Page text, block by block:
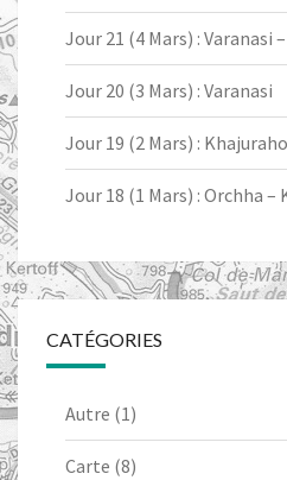
Jour 21 (4 Mars) : Varanasi
Jour 20 (3 Mars) : Varanasi
Jour 19 (2 Mars) :
Jour 18 (1 Mars) : Orchha –
CATÉGORIES
Autre (1)
Carte (8)